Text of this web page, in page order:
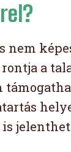
nem
a
is